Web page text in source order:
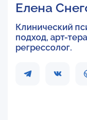
Елена
Клинический
подход, арт-
регрессолог.